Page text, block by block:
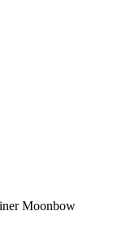
Moonbow